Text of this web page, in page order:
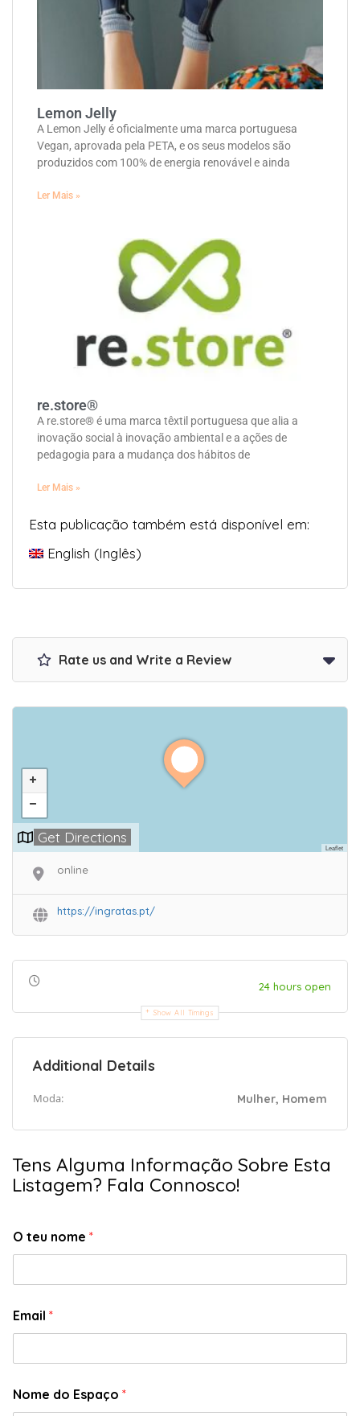
Lemon Jelly
A Lemon Jelly é oficialmente uma marca portuguesa
Vegan, aprovada pela PETA, e os seus modelos são
produzidos com 100% de energia renovável e ainda
Ler Mais »
re.store®
A re.store® é uma marca têxtil portuguesa que alia a
inovação social à inovação ambiental e a ações de
pedagogia para a mudança dos hábitos de
Ler Mais »
Esta publicação também está disponível em:
English (Inglês)
Rate us and Write a Review
Leaflet
Get Directions
online
https://ingratas.pt/
24 hours open
Show All Timings
Additional Details
Moda: Mulher, Homem
Tens Alguma Informação Sobre Esta
Listagem? Fala Connosco!
O teu nome *
Email *
Nome do Espaço *